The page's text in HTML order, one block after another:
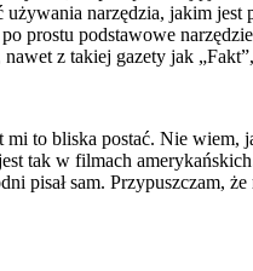
narzędzia, jakim
prostu podstawowe
nawet z takiej gazety jak
to bliska postać. Nie wiem,
tak w filmach
pisał sam. Przypuszczam,